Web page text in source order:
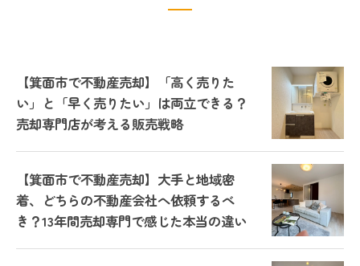
【箕面市で不動産売却】「高く売りた
い」と「早く売りたい」は両立できる？
売却専門店が考える販売戦略
【箕面市で不動産売却】大手と地域密
着、どちらの不動産会社へ依頼するべ
き？13年間売却専門で感じた本当の違い